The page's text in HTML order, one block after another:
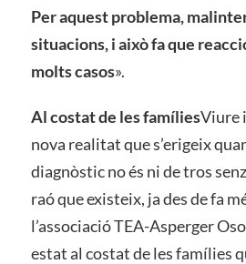
Per aquest problema,
situacions, i això fa que
molts casos».
Al costat de les famíliesViure
nova realitat que s’erigeix
diagnòstic no és ni de tros
raó que existeix, ja des de fa
l’associació TEA-Asperger
estat al costat de les famílies